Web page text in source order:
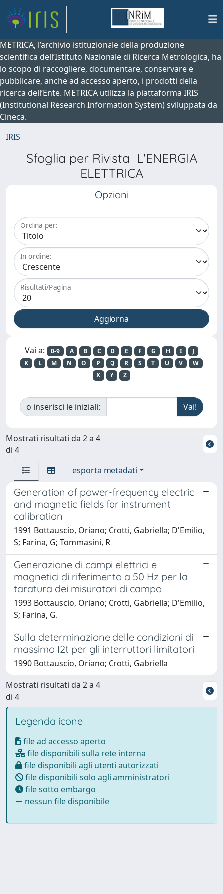
METRICA, l’archivio istituzionale della produzione
scientifica dell’Istituto Nazionale di Ricerca Metrologica, ha
lo scopo di raccogliere, documentare, conservare e
pubblicare, anche ad accesso aperto, i prodotti della
ricerca dell’Ente. METRICA utilizza la piattaforma IRIS
(Institutional Research Information System) sviluppata da
Cineca.
IRIS
Sfoglia per Rivista L'ENERGIA
ELETTRICA
Opzioni
Ordina per:
In ordine:
Risultati/Pagina
Vai a: 0-9 A B C D E F G H I
J
K
L M N O P Q R S T U V
W
X
Y Z
o inserisci le iniziali:
Mostrati risultati da 2 a 4
di 4
esporta metadati
Generation of power-frequency electric
and magnetic fields for instrument
calibration
1991 Bottauscio, Oriano; Crotti, Gabriella; D'Emilio,
S; Farina, G; Tommasini, R.
Generazione di campi elettrici e
magnetici di riferimento a 50 Hz per la
taratura dei misuratori di campo
1993 Bottauscio, Oriano; Crotti, Gabriella; D'Emilio,
S; Farina, G.
Sulla determinazione delle condizioni di
massimo I2t per gli interruttori limitatori
1990 Bottauscio, Oriano; Crotti, Gabriella
Mostrati risultati da 2 a 4
di 4
Legenda icone
file ad accesso aperto
file disponibili sulla rete interna
file disponibili agli utenti autorizzati
file disponibili solo agli amministratori
file sotto embargo
nessun file disponibile